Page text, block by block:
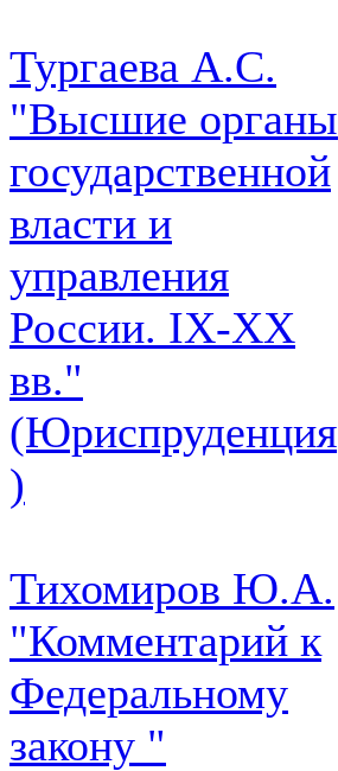
Тургаева А.С.
"Высшие органы
государственной
власти и
управления
России. IХ-ХХ
вв."
(Юриспруденция
)
Тихомиров Ю.А.
"Комментарий к
Федеральному
закону "